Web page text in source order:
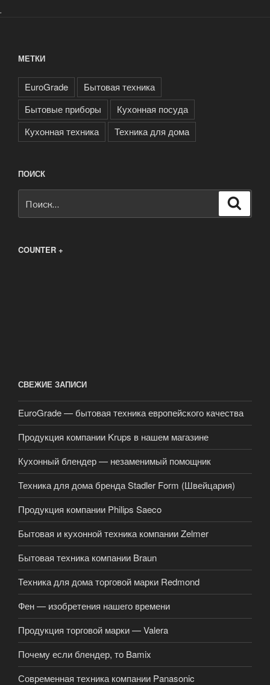
.
МЕТКИ
EuroGrade
Бытовая техника
Бытовые приборы
Кухонная посуда
Кухонная техника
Техника для дома
ПОИСК
COUNTER +
СВЕЖИЕ ЗАПИСИ
EuroGrade — бытовая техника европейского качества
Продукция компании Krups в нашем магазине
Кухонный блендер — незаменимый помощник
Техника для дома бренда Stadler Form (Швейцария)
Продукция компании Philips Saeco
Бытовая и кухонной техника компании Zelmer
Бытовая техника компании Braun
Техника для дома торговой марки Redmond
Фен — изобретения нашего времени
Продукция торговой марки — Valera
Почему если блендер, то Bamix
Современная техника компании Panasonic